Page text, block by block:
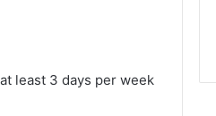
least 3 days per week